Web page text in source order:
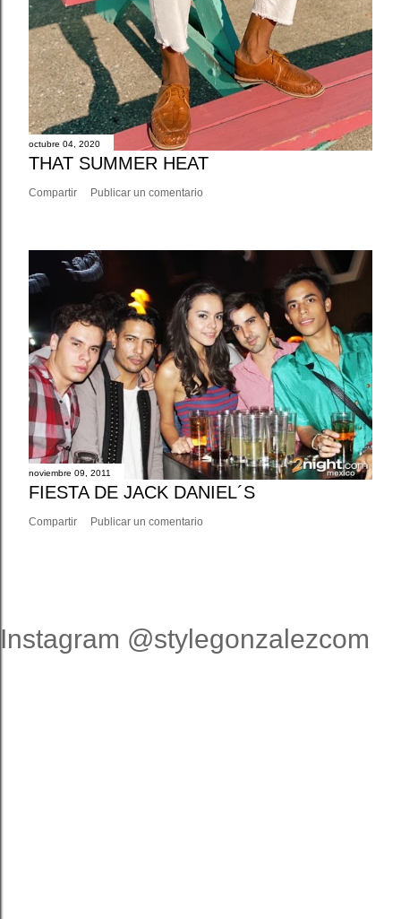
octubre 04, 2020
THAT SUMMER HEAT
Compartir Publicar un comentario
noviembre 09, 2011
FIESTA DE JACK DANIEL´S
Compartir Publicar un comentario
Instagram @stylegonzalezcom